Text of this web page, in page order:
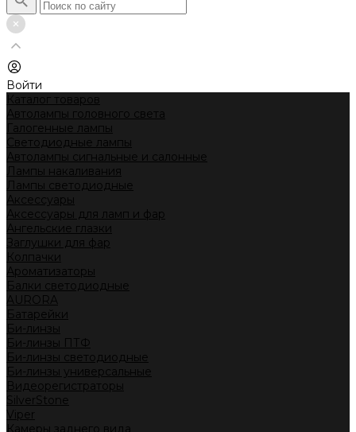
Войти
Каталог товаров
Автолампы головного света
Галогенные лампы
Светодиодные лампы
Автолампы сигнальные и салонные
Лампы накаливания
Лампы светодиодные
Аксессуары
Аксессуары для ламп и фар
Ангельские глазки
Заглушки для фар
Колпачки
Ароматизаторы
Балки светодиодные
AURORA
Батарейки
Би-линзы
Би-линзы ПТФ
Би-линзы светодиодные
Би-линзы универсальные
Видеорегистраторы
SilverStone
Viper
Камеры заднего вида